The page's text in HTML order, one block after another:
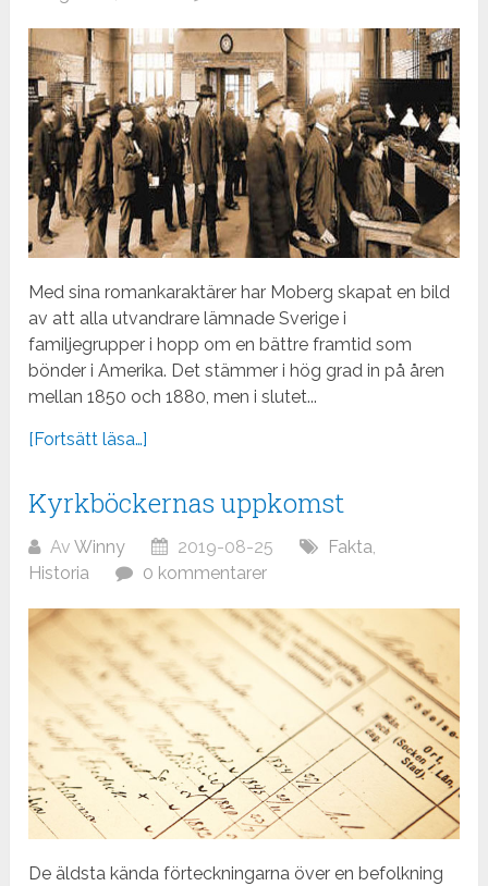
Med sina romankaraktärer har Moberg skapat en bild
av att alla utvandrare lämnade Sverige i
familjegrupper i hopp om en bättre framtid som
bönder i Amerika. Det stämmer i hög grad in på åren
mellan 1850 och 1880, men i slutet...
[Fortsätt läsa…]
Kyrkböckernas uppkomst
AvWinny 2019-08-25 Fakta,
Historia
0 kommentarer
De äldsta kända förteckningarna över en befolkning